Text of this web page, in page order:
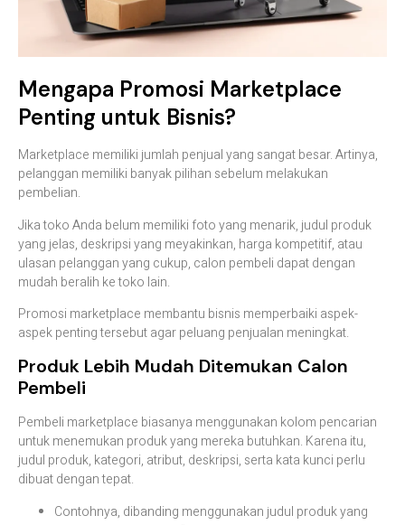
Mengapa Promosi Marketplace
Penting untuk Bisnis?
Marketplace memiliki jumlah penjual yang sangat besar. Artinya,
pelanggan memiliki banyak pilihan sebelum melakukan
pembelian.
Jika toko Anda belum memiliki foto yang menarik, judul produk
yang jelas, deskripsi yang meyakinkan, harga kompetitif, atau
ulasan pelanggan yang cukup, calon pembeli dapat dengan
mudah beralih ke toko lain.
Promosi marketplace membantu bisnis memperbaiki aspek-
aspek penting tersebut agar peluang penjualan meningkat.
Produk Lebih Mudah Ditemukan Calon
Pembeli
Pembeli marketplace biasanya menggunakan kolom pencarian
untuk menemukan produk yang mereka butuhkan. Karena itu,
judul produk, kategori, atribut, deskripsi, serta kata kunci perlu
dibuat dengan tepat.
Contohnya, dibanding menggunakan judul produk yang